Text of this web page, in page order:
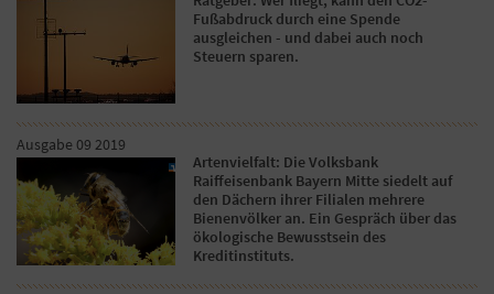
Fußabdruck durch eine Spende
ausgleichen - und dabei auch noch
Steuern sparen.
Ausgabe 09 2019
Artenvielfalt: Die Volksbank
Raiffeisenbank Bayern Mitte siedelt auf
den Dächern ihrer Filialen mehrere
Bienenvölker an. Ein Gespräch über das
ökologische Bewusstsein des
Kreditinstituts.